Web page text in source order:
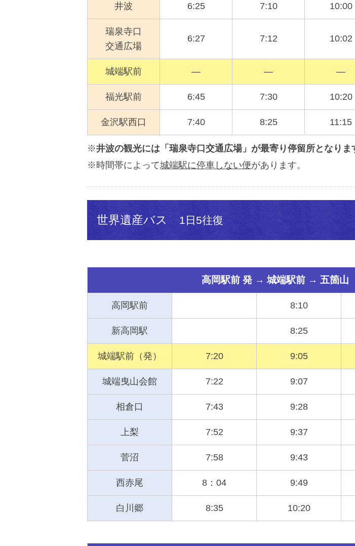
井波 6:25 7:10 10:00
瑞泉寺口
交通広場
6:27 7:12 10:02
城端駅前 ― ― ―
福光駅前 6:45 7:30 10:20
金沢駅西口 7:40 8:25 11:15
※井波の観光には「瑞泉寺口交通広場」が最寄り停留所となりま
※時間帯によって城端駅に停車しない便があります。
世界遺産バス 1日5往復
高岡駅前 発 → 城端駅前 → 五箇山
高岡駅前 8:10
新高岡駅 8:25
城端駅前（発） 7:20 9:05
城端曳山会館 7:22 9:07
相倉口 7:43 9:28
上梨 7:52 9:37
菅沼 7:58 9:43
西赤尾 8：04 9:49
白川郷 8:35 10:20